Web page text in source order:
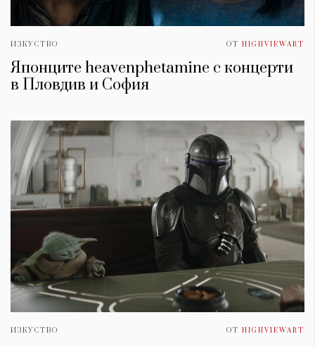
ИЗКУСТВО ОТ HIGHVIEWART
Японците heavenphetamine с концерти
в Пловдив и София
ИЗКУСТВО ОТ HIGHVIEWART